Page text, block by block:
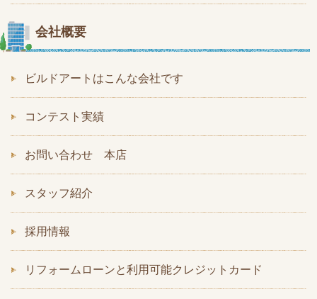
会社概要
ビルドアートはこんな会社です
コンテスト実績
お問い合わせ 本店
スタッフ紹介
採用情報
リフォームローンと利用可能クレジットカード